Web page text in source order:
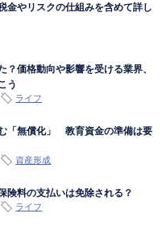
金やリスクの仕組みを含めて詳し
？価格動向や影響を受ける業界、
う
ライフ
「無償化」 教育資金の準備は要
資産形成
険料の支払いは免除される？
ライフ